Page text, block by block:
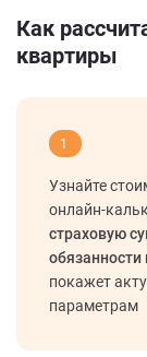
Как
квартиры
1
Узнайте
онлайн-
страховую
покажет
параметрам